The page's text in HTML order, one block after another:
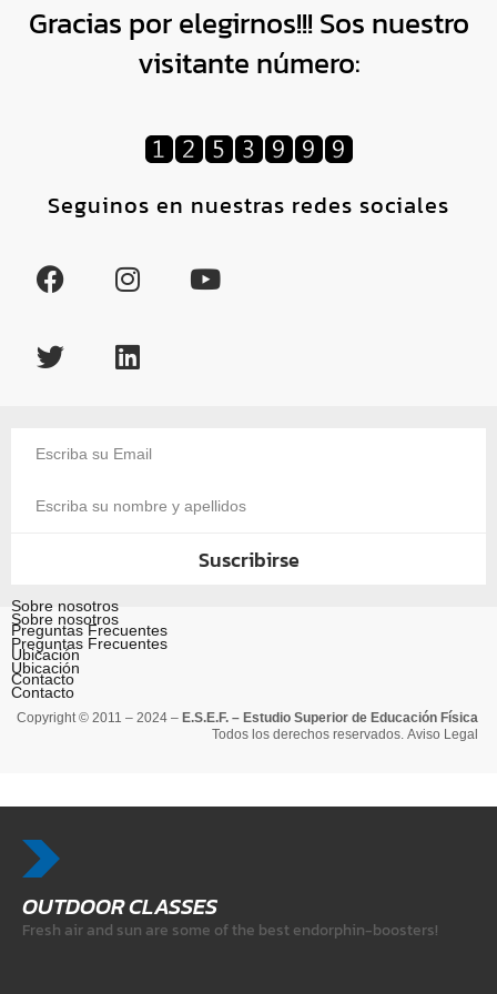
Gracias por elegirnos!!! Sos nuestro
visitante número:
Seguinos en nuestras redes sociales
Suscribirse
Sobre nosotros
Preguntas Frecuentes
Ubicación
Contacto
Sobre nosotros
Preguntas Frecuentes
Ubicación
Contacto
Copyright © 2011 – 2024 – E.S.E.F. – Estudio Superior de Educación Física
Todos los derechos reservados. Aviso Legal
OUTDOOR CLASSES
Fresh air and sun are some of the best endorphin-boosters!